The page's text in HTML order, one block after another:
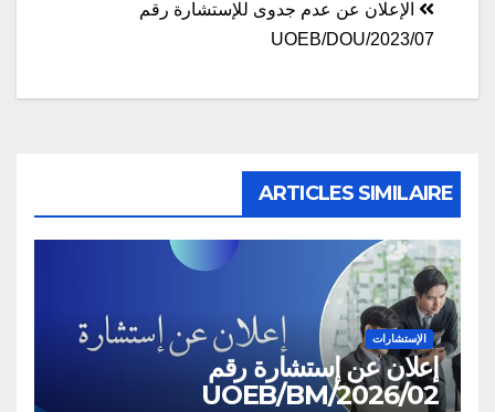
الإعلان عن عدم جدوى للإستشارة رقم
2023/07/UOEB/DOU
ARTICLES SIMILAIRE
الإستشارات
إعلان عن إستشارة رقم
02/UOEB/BM/2026